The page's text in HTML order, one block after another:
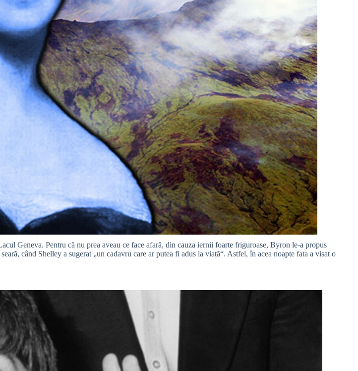
Geneva. Pentru că nu prea aveau ce face afară, din cauza iernii foarte friguroase, Byron le-a propus
când Shelley a sugerat „un cadavru care ar putea fi adus la viață“. Astfel, în acea noapte fata a visat o